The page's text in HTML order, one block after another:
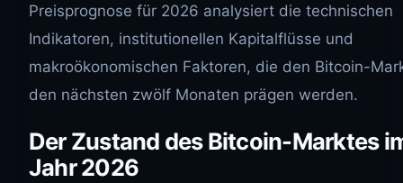
Preisprognose für 2026 analysiert die technischen
Indikatoren, institutionellen Kapitalflüsse und
makroökonomischen Faktoren, die den Bitcoin-
den nächsten zwölf Monaten prägen werden.
Der Zustand des Bitcoin-Marktes
Jahr 2026